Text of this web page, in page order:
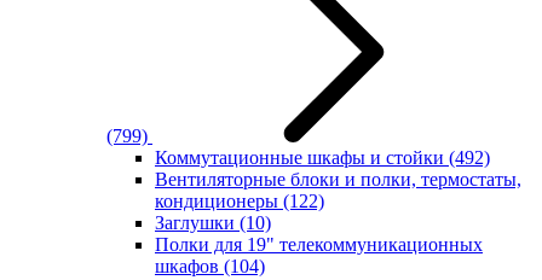
(799)
Коммутационные шкафы и стойки (492)
Вентиляторные блоки и полки, термостаты,
кондиционеры (122)
Заглушки (10)
Полки для 19" телекоммуникационных
шкафов (104)